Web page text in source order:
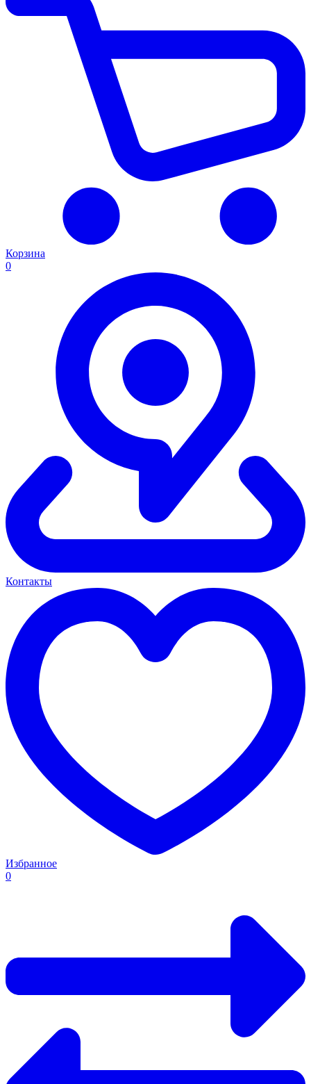
Корзина
0
Контакты
Избранное
0